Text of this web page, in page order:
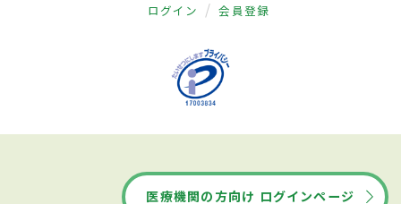
ログイン 会員登録
医療機関の方向け ログインページ